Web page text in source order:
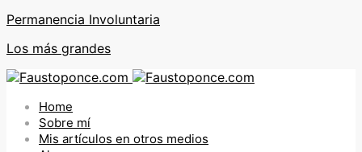
Permanencia Involuntaria
Los más grandes
Home
Sobre mí
Mis artículos en otros medios